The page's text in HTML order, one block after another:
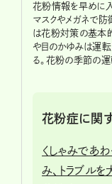
花粉情報を早めに
マスクやメガネで防
は花粉対策の基本
や目のかゆみは運
る。花粉の季節の
花粉症に関
くしゃみであ
み、トラブル